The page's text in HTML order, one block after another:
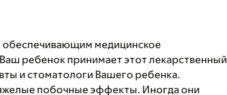
медицинское
ребенок принимает этот лекарственный
и стоматологи Вашего ребенка.
побочные эффекты. Иногда они